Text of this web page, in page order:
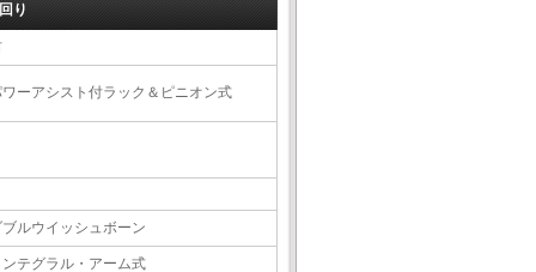
り
ーアシスト付ラック＆ピニオン式
ルウイッシュボーン
テグラル・アーム式